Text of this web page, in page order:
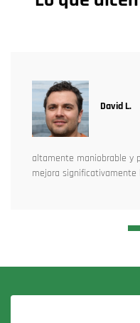
David L.
altamente maniobrable y
mejora